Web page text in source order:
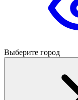
Выберите город